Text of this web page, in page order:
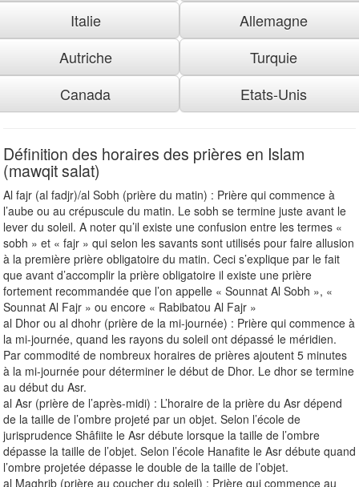
Italie
Allemagne
Autriche
Turquie
Canada
Etats-Unis
Définition des horaires des prières en Islam
(mawqit salat)
Al fajr (al fadjr)/al Sobh (prière du matin) : Prière qui commence à
l’aube ou au crépuscule du matin. Le sobh se termine juste avant le
lever du soleil. A noter qu’il existe une confusion entre les termes «
sobh » et « fajr » qui selon les savants sont utilisés pour faire allusion
à la première prière obligatoire du matin. Ceci s’explique par le fait
que avant d’accomplir la prière obligatoire il existe une prière
fortement recommandée que l’on appelle « Sounnat Al Sobh », «
Sounnat Al Fajr » ou encore « Rabibatou Al Fajr »
al Dhor ou al dhohr (prière de la mi-journée) : Prière qui commence à
la mi-journée, quand les rayons du soleil ont dépassé le méridien.
Par commodité de nombreux horaires de prières ajoutent 5 minutes
à la mi-journée pour déterminer le début de Dhor. Le dhor se termine
au début du Asr.
al Asr (prière de l’après-midi) : L’horaire de la prière du Asr dépend
de la taille de l’ombre projeté par un objet. Selon l’école de
jurisprudence Shâfiite le Asr débute lorsque la taille de l’ombre
dépasse la taille de l’objet. Selon l’école Hanafite le Asr débute quand
l’ombre projetée dépasse le double de la taille de l’objet.
al Maghrib (prière au coucher du soleil) : Prière qui commence au